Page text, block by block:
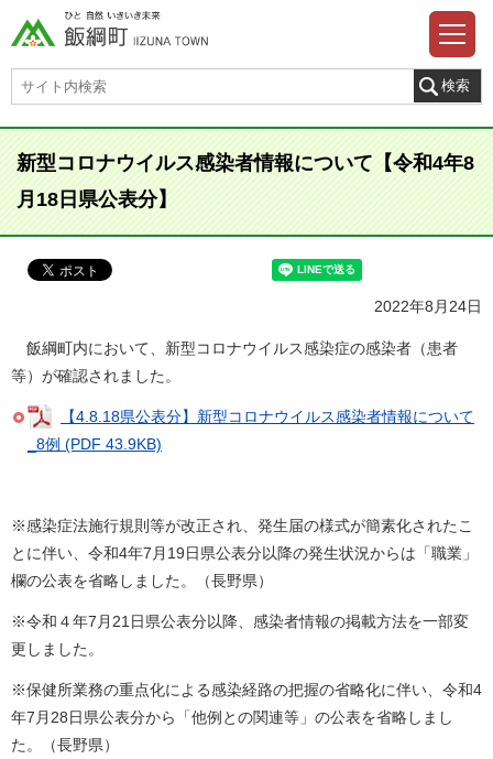
新型コロナウイルス感染者情報について【令和4年8
月18日県公表分】
2022年8月24日
飯綱町内において、新型コロナウイルス感染症の感染者（患者
等）が確認されました。
【4.8.18県公表分】新型コロナウイルス感染者情報について
_8例 (PDF 43.9KB)
※感染症法施行規則等が改正され、発生届の様式が簡素化されたこ
とに伴い、令和4年7月19日県公表分以降の発生状況からは「職業」
欄の公表を省略しました。（長野県）
※令和４年7月21日県公表分以降、感染者情報の掲載方法を一部変
更しました。
※保健所業務の重点化による感染経路の把握の省略化に伴い、令和4
年7月28日県公表分から「他例との関連等」の公表を省略しまし
た。（長野県）